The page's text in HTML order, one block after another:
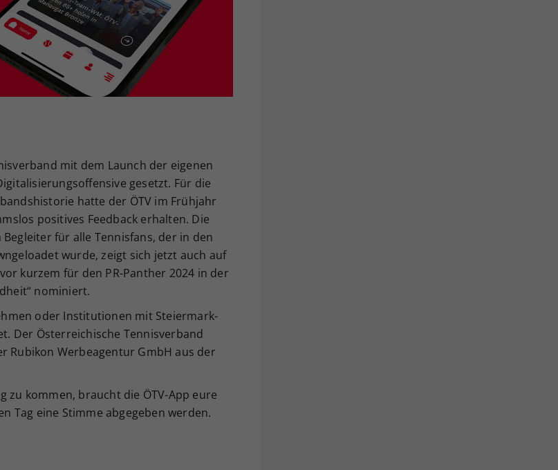
mit dem Launch der eigenen
gesetzt. Für die
hatte der ÖTV im Frühjahr
positives Feedback erhalten. Die
für alle Tennisfans, der in den
wurde, zeigt sich jetzt auch auf
kurzem für den PR-Panther 2024 in der
nominiert.
oder Institutionen mit Steiermark-
Der Österreichische Tennisverband
Rubikon Werbeagentur GmbH aus der
zu kommen, braucht die ÖTV-App eure
Tag eine Stimme abgegeben werden.
Ihrer vorgenommen Einstellungen, falls der
Webseiten-Betreiber dies eingestellt hat.